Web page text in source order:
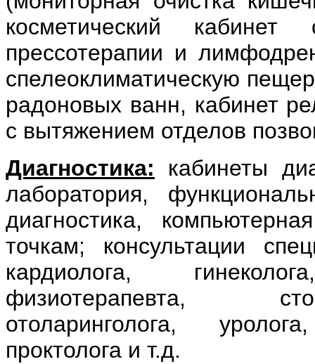
косметический
прессотерапии и
спелеоклиматическую
радоновых ванн, кабинет
с вытяжением отделов
Диагностика:
кабинеты
лаборатория,
диагностика,
точкам; консультации
кардиолога,
физиотерапевта,
отоларинголога,
проктолога и т.д.